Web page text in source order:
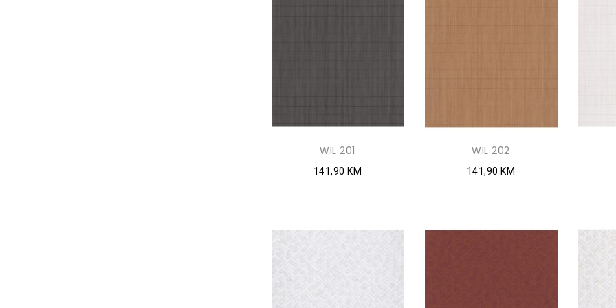
WIL 201
141,90 KM
WIL 202
141,90 KM